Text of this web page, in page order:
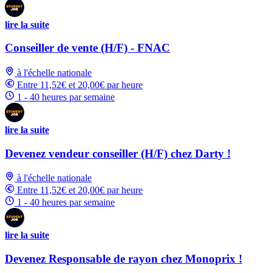
lire la suite
Conseiller de vente (H/F) - FNAC
à l'échelle nationale
Entre 11,52€ et 20,00€ par heure
1 - 40 heures par semaine
lire la suite
Devenez vendeur conseiller (H/F) chez Darty !
à l'échelle nationale
Entre 11,52€ et 20,00€ par heure
1 - 40 heures par semaine
lire la suite
Devenez Responsable de rayon chez Monoprix !